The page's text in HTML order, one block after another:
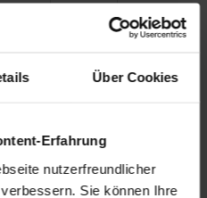
Über Cookies
Erfahrung
nutzerfreundlicher
Sie können Ihre
Passwort